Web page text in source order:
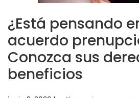
¿Está pensando
acuerdo
Conozca sus
beneficios